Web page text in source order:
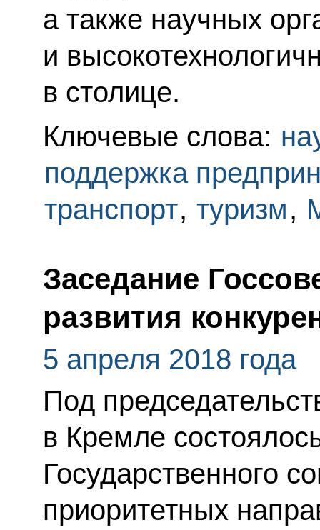
а также научных
и
в столице.
Ключевые слова:
поддержка
транспорт, туризм,
Заседание
развития
5 апреля 2018 года
Под
в Кремле
Государственного
приоритетных